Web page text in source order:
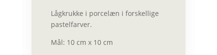
Lågkrukke i porcelæn i forskellige
pastelfarver.
Mål: 10 cm x 10 cm